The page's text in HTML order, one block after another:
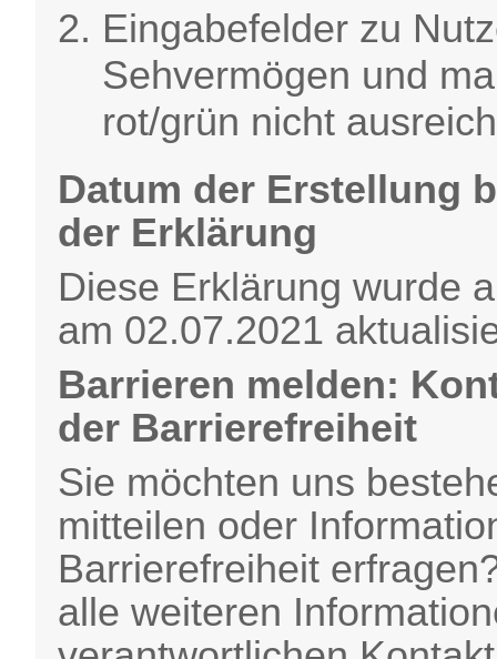
Eingabefelder zu
Sehvermögen und
rot/grün nicht
Datum der Erstellung
der Erklärung
Diese Erklärung wurde
am 02.07.2021
Barrieren melden:
der Barrierefreiheit
Sie möchten uns
mitteilen oder
Barrierefreiheit
alle weiteren